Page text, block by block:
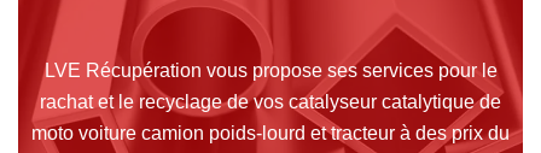
LVE Récupération vous propose ses services pour le
rachat et le recyclage de vos catalyseur catalytique de
moto voiture camion poids-lourd et tracteur à des prix du